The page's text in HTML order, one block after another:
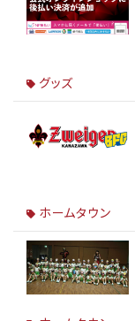
グッズ
ホームタウン